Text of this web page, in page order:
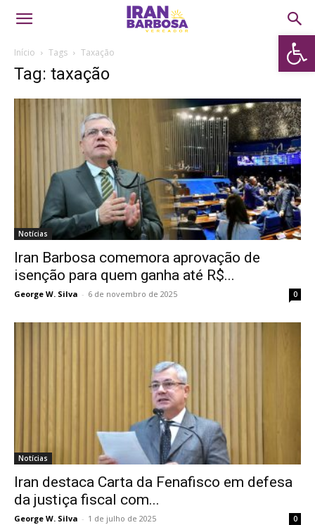
Abrir
Início Tags Taxação
Tag: taxação
Notícias
Iran Barbosa comemora aprovação de
isenção para quem ganha até R$...
George W. Silva - 6 de novembro de 2025 0
Notícias
Iran destaca Carta da Fenafisco em defesa
da justiça fiscal com...
George W. Silva - 1 de julho de 2025 0